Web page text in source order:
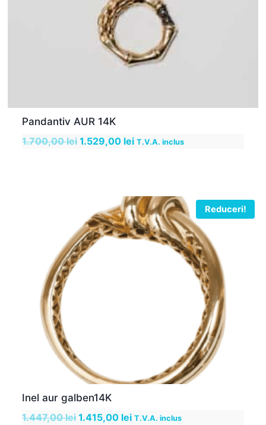
Pandantiv AUR 14K
1.700,00leiPrețul
1.700,00 lei.
1.529,00 leiPrețul
T.V.A. inclus
Reduceri!
Inel aur galben14K
1.447,00leiPrețul
1.415,00 leiPrețul
T.V.A. inclus